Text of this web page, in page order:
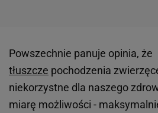
Powszechnie panuje opinia, że
tłuszcze pochodzenia
niekorzystne dla naszego
miarę możliwości -